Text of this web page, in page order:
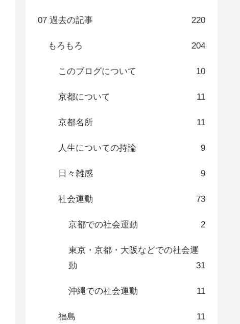
07 過去の記事 220
もろもろ 204
このブログについて 10
京都について 11
京都名所 11
人生についての持論 9
日々雑感 9
社会運動 73
京都での社会運動 2
東京・京都・大阪などでの社会運
動
31
沖縄での社会運動 11
福島 11